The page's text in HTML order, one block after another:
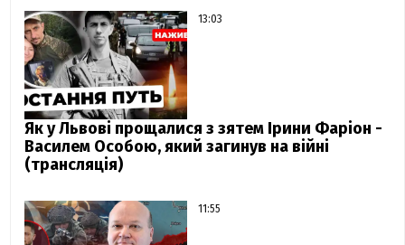
13:03
Як у Львові прощалися з зятем Ірини Фаріон -
Василем Особою, який загинув на війні
(трансляція)
11:55